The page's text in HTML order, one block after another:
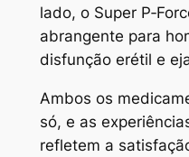
lado, o Super
abrangente para
disfunção erétil e
Ambos os
só, e as
refletem a